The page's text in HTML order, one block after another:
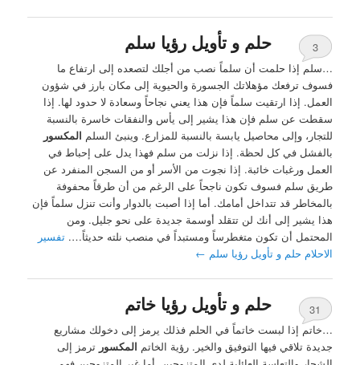
حلم و تأويل رؤيا سلم
3
…سلم إذا حلمت أن سلماً نصب من أجلك لتصعده إلى ارتفاع ما
فسوف ترفعك مؤهلاتك الجسورة والحيوية إلى مكان بارز في شؤون
العمل. إذا ارتقيت سلماً فإن هذا يعني نجاحاً وسعادة لا حدود لها. إذا
سقطت عن سلم فإن هذا يشير إلى يأس والنفقات خاسرة بالنسبة
للتجار، وإلى محاصيل يابسة بالنسبة للمزارع. وينبئ السلم المكسور
بالفشل في كل لحظة. إذا نزلت من سلم فهذا يدل على إحباط في
العمل ورغبات خائبة. إذا نجوت من الأسر أو من السجن المنفرد عن
طريق سلم فسوف تكون ناجحاً على الرغم من أن طرقاً محفوفة
بالمخاطر قد تتداخل أمامك. أما إذا أصبت بالدوار وأنت تنزل سلماً فإن
هذا يشير إلى أنك لن تتقلد أوسمة جديدة على نحو جليل. ومن
المحتمل أن تكون متغطرساً ومستبداً في منصب نلته حديثاً….تفسير
الاحلام حلم و تأويل رؤيا سلم ←
حلم و تأويل رؤيا خاتم
31
…خاتم إذا لبست خاتماً في الحلم فذلك يرمز إلى دخولك مشاريع
جديدة تلاقي فيها التوفيق والخير. رؤية الخاتم المكسور ترمز إلى